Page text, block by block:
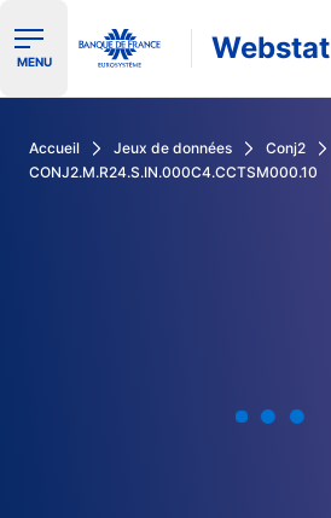
Ouvrir le menu de navigation
MENU Webstat
Accueil Jeux de données
Conj2
CONJ2.M.R24.S.IN.000C4.CCTSM000.10